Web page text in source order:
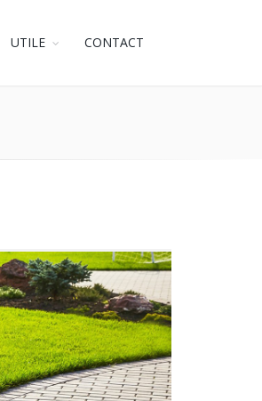
UTILE CONTACT